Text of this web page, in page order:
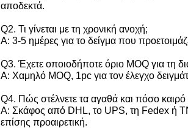
αποδεκτά.
Q2. Τι γίνεται με τη χρονική ανοχή;
Α: 3-5 ημέρες για το δείγμα που
Q3. Έχετε οποιοδήποτε όριο MOQ για τη
Α: Χαμηλό MOQ, 1pc για τον έλεγχο
Q4. Πώς στέλνετε τα αγαθά και πόσο καιρό
Α: Σκάφος από DHL, το UPS, τη Fedex ή
επίσης προαιρετική.